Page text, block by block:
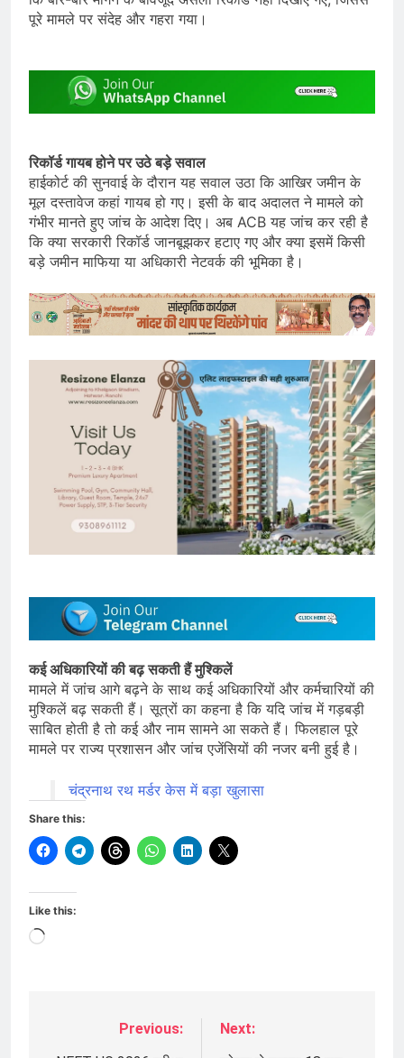
पूरे मामले पर संदेह और गहरा गया।
रिकॉर्ड गायब होने पर उठे बड़े सवाल
हाईकोर्ट की सुनवाई के दौरान यह सवाल उठा कि आखिर जमीन के
मूल दस्तावेज कहां गायब हो गए। इसी के बाद अदालत ने मामले को
गंभीर मानते हुए जांच के आदेश दिए। अब ACB यह जांच कर रही है
कि क्या सरकारी रिकॉर्ड जानबूझकर हटाए गए और क्या इसमें किसी
बड़े जमीन माफिया या अधिकारी नेटवर्क की भूमिका है।
कई अधिकारियों की बढ़ सकती हैं मुश्किलें
मामले में जांच आगे बढ़ने के साथ कई अधिकारियों और कर्मचारियों की
मुश्किलें बढ़ सकती हैं। सूत्रों का कहना है कि यदि जांच में गड़बड़ी
साबित होती है तो कई और नाम सामने आ सकते हैं। फिलहाल पूरे
मामले पर राज्य प्रशासन और जांच एजेंसियों की नजर बनी हुई है।
चंद्रनाथ रथ मर्डर केस में बड़ा खुलासा
Share this:
Like this:
Loading…
Previous:
Next: